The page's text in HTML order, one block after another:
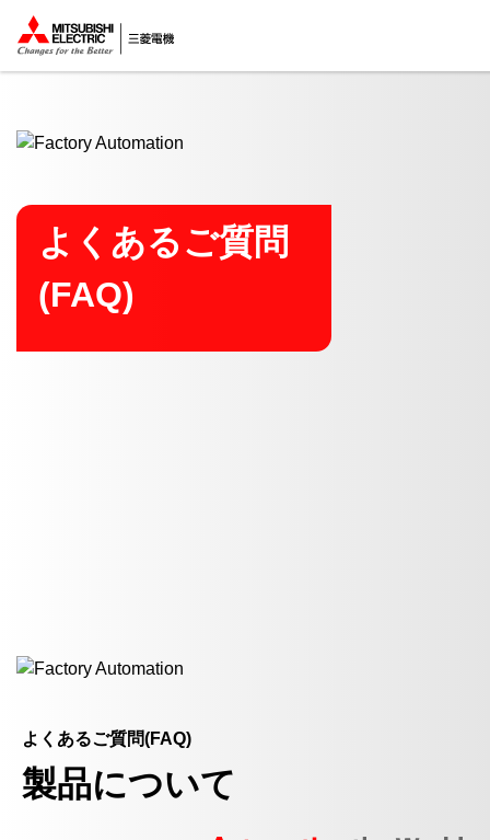
ここから本文
よくあるご質問
(FAQ)
よくあるご質問(FAQ)
製品について